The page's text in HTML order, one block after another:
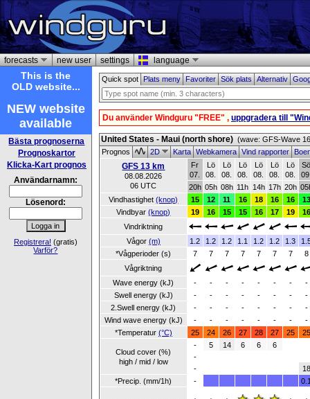
forecasts new user settings language
This is the
OLD website...
NEW website
available
Bästa prognoserna
Prognoskartor
Klicka-Kart prognos
Användarnamn:
Lösenord:
Registrera! (gratis)
Varför?
Quick spot Plats menyFavoriterSök platsAlternativ
Du använder Windguru "FREE" , uppgradera till
United States - Maui (north shore) (wave: GFS-Wave
Prognos
2D KartaWebkameraVind rapporter
GFS 13 km
08.08.2026
06 UTC
Fr
07.
Lö
08.
Lö
08.
Lö
08.
Lö
08.
Lö
08.
Lö
08.
20h 05h 08h 11h 14h 17h 20h
Vindhastighet(knop) 15 12 11 16 18 16 16
13
Vindbyar(knop) 19 16 15 15 16 17 19
16
Vindriktning
Vågor (m) 1.2 1.2 1.2 1.1 1.2 1.2 1.3
*Vågperioder (s)
7 7 7 7 7 7 7
8
Vågriktning
Wave energy (kJ)
- - - - - - -
-
Swell energy (kJ)
- - - - - - -
-
2.Swell energy (kJ)
- - - - - - -
-
Wind wave energy (kJ)
- - - - - - -
-
*Temperatur (°C) 25 24 26 27 28 27 25 25
Cloud cover (%)
high / mid / low
-
-
-
5 14 6 6 6
18
*Precip. (mm/1h)
-